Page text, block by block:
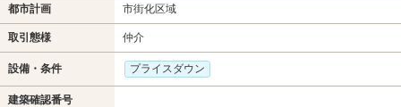
都市計画 市街化区域
取引態様 仲介
設備・条件 プライスダウン
建築確認番号